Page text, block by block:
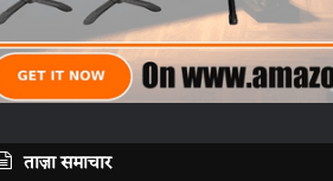
ताज़ा समाचार